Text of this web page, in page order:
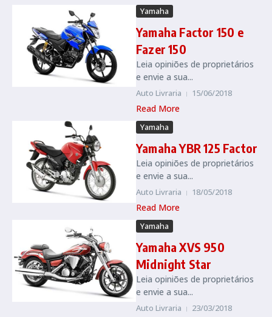
Yamaha
Yamaha Factor 150 e
Fazer 150
Leia opiniões de proprietários
e envie a sua...
Auto Livraria 15/06/2018
Read More
Yamaha
Yamaha YBR 125 Factor
Leia opiniões de proprietários
e envie a sua...
Auto Livraria 18/05/2018
Read More
Yamaha
Yamaha XVS 950
Midnight Star
Leia opiniões de proprietários
e envie a sua...
Auto Livraria 23/03/2018